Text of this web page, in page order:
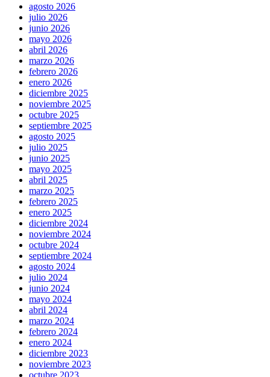
agosto 2026
julio 2026
junio 2026
mayo 2026
abril 2026
marzo 2026
febrero 2026
enero 2026
diciembre 2025
noviembre 2025
octubre 2025
septiembre 2025
agosto 2025
julio 2025
junio 2025
mayo 2025
abril 2025
marzo 2025
febrero 2025
enero 2025
diciembre 2024
noviembre 2024
octubre 2024
septiembre 2024
agosto 2024
julio 2024
junio 2024
mayo 2024
abril 2024
marzo 2024
febrero 2024
enero 2024
diciembre 2023
noviembre 2023
octubre 2023